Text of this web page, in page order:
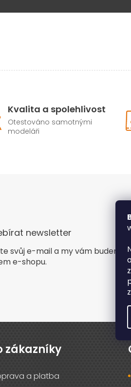
Kvalita a spolehlivost
Otestováno samotnými
modeláři
newsletter
svůj e-mail a my vám
e-shopu.
zákazníky
a platba